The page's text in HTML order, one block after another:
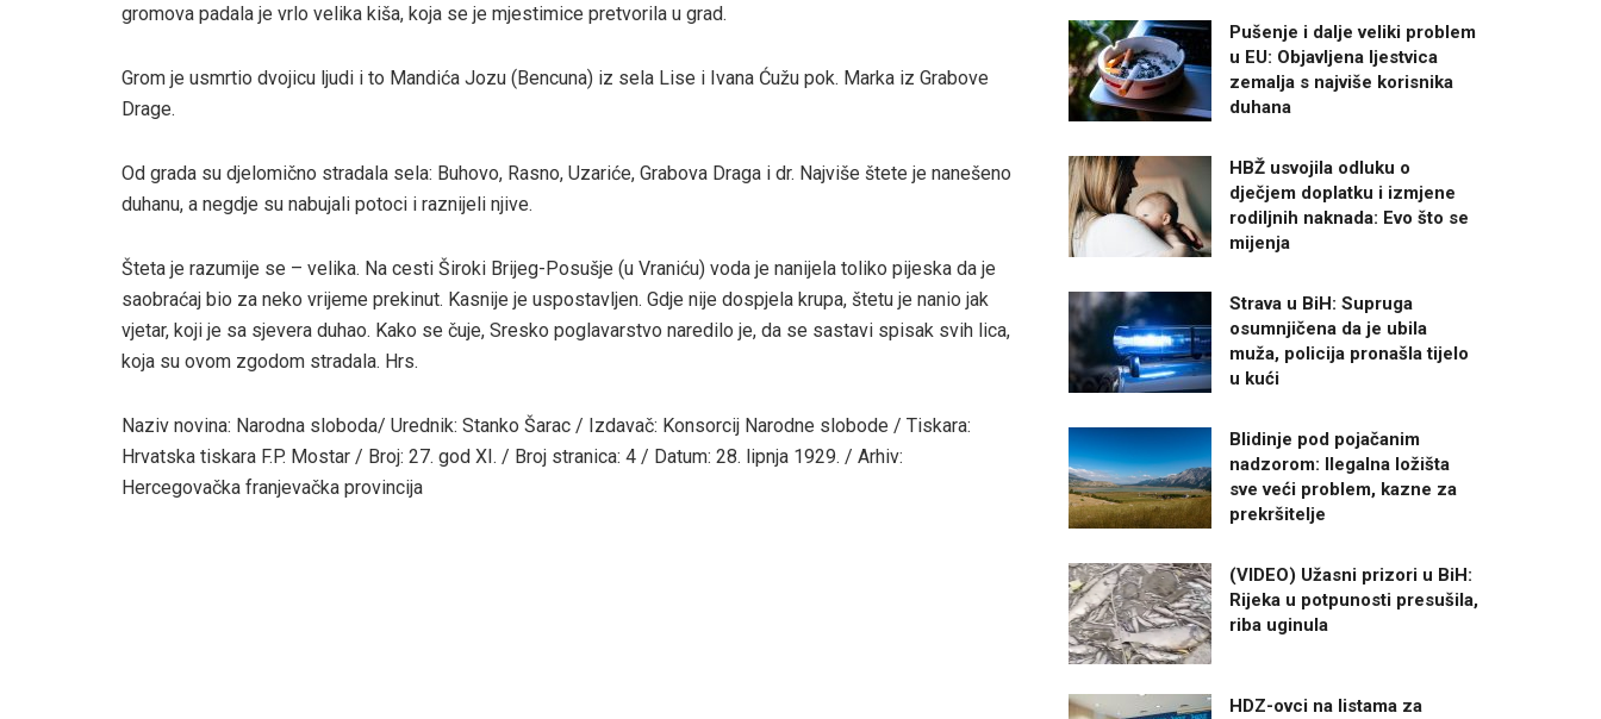
gromova padala je vrlo velika kiša, koja se je mjestimice pretvorila u grad.
Grom je usmrtio dvojicu ljudi i to Mandića Jozu (Bencuna) iz sela Lise i Ivana Ćužu pok. Marka iz Grabove
Drage.
Od grada su djelomično stradala sela: Buhovo, Rasno, Uzariće, Grabova Draga i dr. Najviše štete je nanešeno
duhanu, a negdje su nabujali potoci i raznijeli njive.
Šteta je razumije se – velika. Na cesti Široki Brijeg-Posušje (u Vraniću) voda je nanijela toliko pijeska da je
saobraćaj bio za neko vrijeme prekinut. Kasnije je uspostavljen. Gdje nije dospjela krupa, štetu je nanio jak
vjetar, koji je sa sjevera duhao. Kako se čuje, Sresko poglavarstvo naredilo je, da se sastavi spisak svih lica,
koja su ovom zgodom stradala. Hrs.
Naziv novina: Narodna sloboda/ Urednik: Stanko Šarac / Izdavač: Konsorcij Narodne slobode / Tiskara:
Hrvatska tiskara F.P. Mostar / Broj: 27. god XI. / Broj stranica: 4 / Datum: 28. lipnja 1929. / Arhiv:
Hercegovačka franjevačka provincija
Pušenje i dalje veliki problem
u EU: Objavljena ljestvica
zemalja s najviše korisnika
duhana
HBŽ usvojila odluku o
dječjem doplatku i izmjene
rodiljnih naknada: Evo što se
mijenja
Strava u BiH: Supruga
osumnjičena da je ubila
muža, policija pronašla tijelo
u kući
Blidinje pod pojačanim
nadzorom: Ilegalna ložišta
sve veći problem, kazne za
prekršitelje
(VIDEO) Užasni prizori u BiH:
Rijeka u potpunosti presušila,
riba uginula
HDZ-ovci na listama za